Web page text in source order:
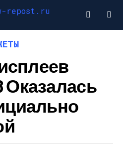
Оказалась